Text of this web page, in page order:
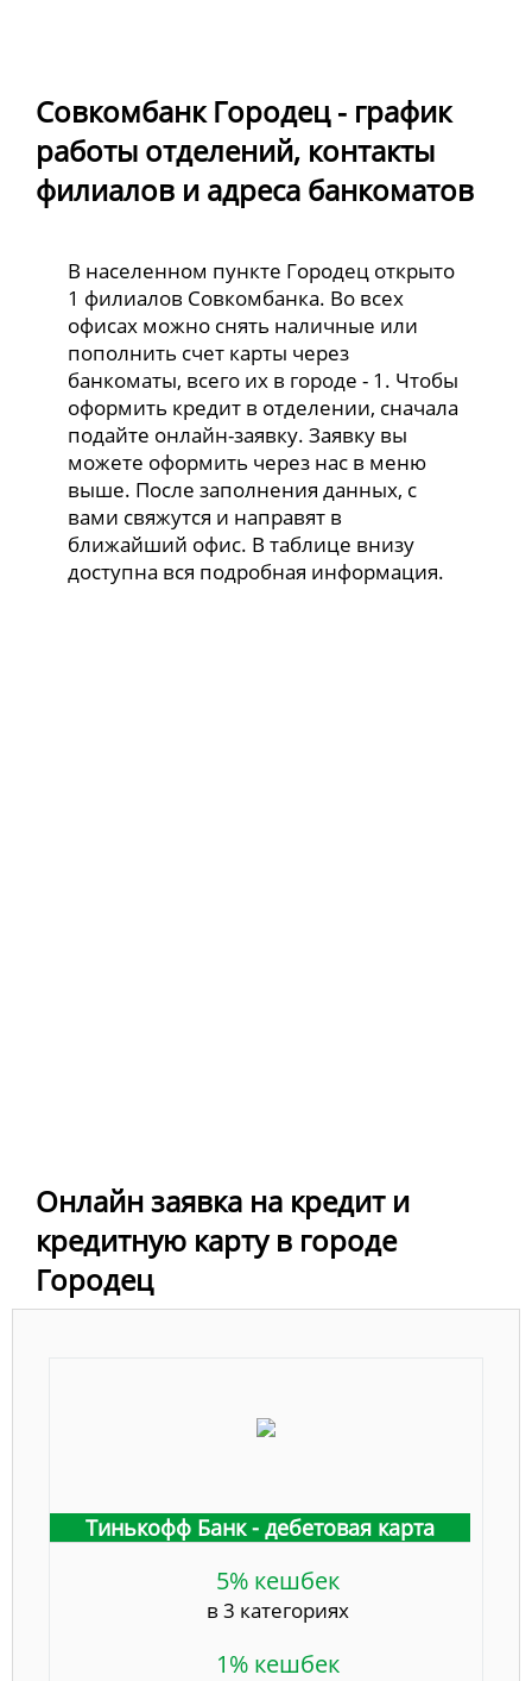
Совкомбанк Городец - график
работы отделений, контакты
филиалов и адреса банкоматов
В населенном пункте Городец открыто
1 филиалов Совкомбанка. Во всех
офисах можно снять наличные или
пополнить счет карты через
банкоматы, всего их в городе - 1. Чтобы
оформить кредит в отделении, сначала
подайте онлайн-заявку. Заявку вы
можете оформить через нас в меню
выше. После заполнения данных, с
вами свяжутся и направят в
ближайший офис. В таблице внизу
доступна вся подробная информация.
Онлайн заявка на кредит и
кредитную карту в городе
Городец
Тинькофф Банк - дебетовая карта
5% кешбек
в 3 категориях
1% кешбек